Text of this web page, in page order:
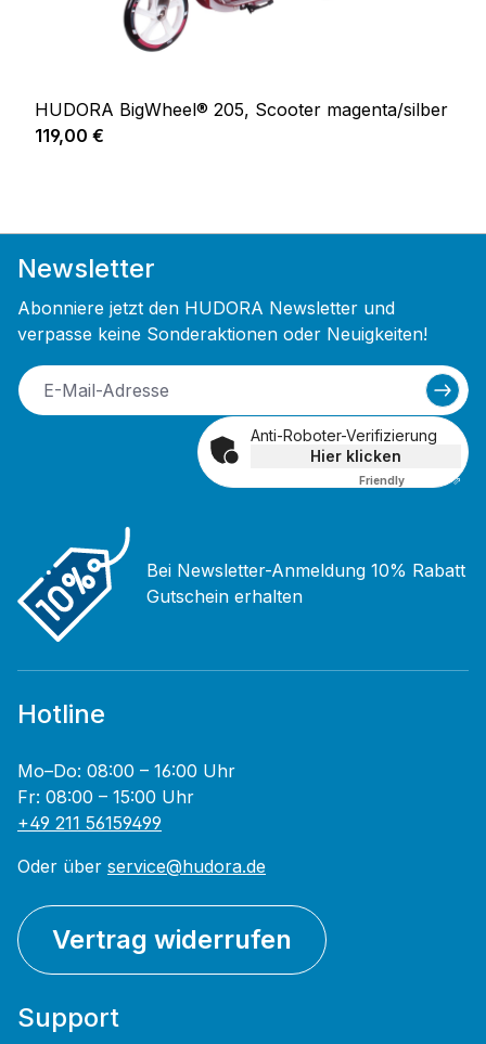
HUDORA BigWheel® 205, Scooter magenta/silber
Regulärer Preis:
119,00 €
Newsletter
Abonniere jetzt den HUDORA Newsletter und
verpasse keine Sonderaktionen oder Neuigkeiten!
Anti-Roboter-Verifizierung
Hier klicken
Friendly Captcha ⇗
Bei Newsletter-Anmeldung 10% Rabatt
Gutschein erhalten
Hotline
Mo–Do: 08:00 – 16:00 Uhr
Fr: 08:00 – 15:00 Uhr
+49 211 56159499
Oder über service@hudora.de
Vertrag widerrufen
Support